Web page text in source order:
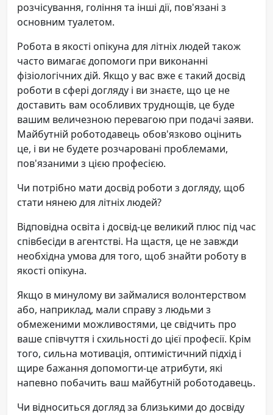
розчісування, гоління та інші дії, пов'язані з
основним туалетом.
Робота в якості опікуна для літніх людей також
часто вимагає допомоги при виконанні
фізіологічних дій. Якщо у вас вже є такий досвід
роботи в сфері догляду і ви знаєте, що це не
доставить вам особливих труднощів, це буде
вашим величезною перевагою при подачі заяви.
Майбутній роботодавець обов'язково оцінить
це, і ви не будете розчаровані проблемами,
пов'язаними з цією професією.
Чи потрібно мати досвід роботи з догляду, щоб
стати нянею для літніх людей?
Відповідна освіта і досвід-це великий плюс під час
співбесіди в агентстві. На щастя, це не завжди
необхідна умова для того, щоб знайти роботу в
якості опікуна.
Якщо в минулому ви займалися волонтерством
або, наприклад, мали справу з людьми з
обмеженими можливостями, це свідчить про
ваше співчуття і схильності до цієї професії. Крім
того, сильна мотивація, оптимістичний підхід і
щире бажання допомогти-це атрибути, які
напевно побачить ваш майбутній роботодавець.
Чи відноситься догляд за близькими до досвіду